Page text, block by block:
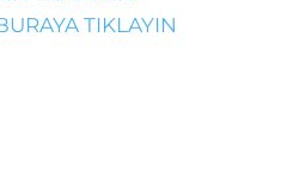
TIKLAYIN